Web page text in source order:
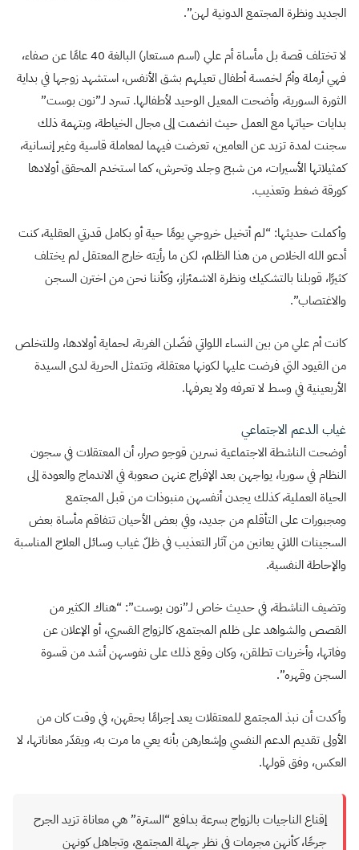
الجديد ونظرة المجتمع الدونية لهن”.
لا تختلف قصة بل مأساة أم علي (اسم مستعار) البالغة 40 عامًا عن صفاء،
فهي أرملة وأمّ لخمسة أطفال تعيلهم بشق الأنفس، استشهد زوجها في بداية
الثورة السورية، وأضحت المعيل الوحيد لأطفالها. تسرد لـ”نون بوست”
بدايات حياتها مع العمل حيث انضمت إلى مجال الخياطة، وبتهمة ذلك
سجنت لمدة تزيد عن العامين، تعرضت فيهما لمعاملة قاسية وغير إنسانية،
كمثيلاتها الأسيرات، من شبح وجلد وتحرش، كما استخدم المحقق أولادها
كورقة ضغط وتعذيب.
وأكملت حديثها: “لم أتخيل خروجي يومًا حية أو بكامل قدرتي العقلية، كنت
أدعو الله الخلاص من هذا الظلم، لكن ما رأيته خارج المعتقل لم يختلف
كثيرًا، قوبلنا بالتشكيك ونظرة الاشمئزاز، وكأننا نحن من اخترن السجن
والاغتصاب”.
كانت أم علي من بين النساء اللواتي فضّلن الغربة، لحماية أولادها، وللتخلص
من القيود التي فرضت عليها لكونها معتقلة، وتتمثل الحرية لدى السيدة
الأربعينية في وسط لا تعرفه ولا يعرفها.
غياب الدعم الاجتماعي
أوضحت الناشطة الاجتماعية نسرين قوجو صرار، أن المعتقلات في سجون
النظام في سوريا، يواجهن بعد الإفراج عنهن صعوبة في الاندماج والعودة إلى
الحياة العملية، كذلك يجدن أنفسهن منبوذات من قبل المجتمع
ومجبورات على التأقلم من جديد، وفي بعض الأحيان تتفاقم مأساة بعض
السجينات اللاتي يعانين من آثار التعذيب في ظلّ غياب وسائل العلاج المناسبة
والإحاطة النفسية.
وتضيف الناشطة، في حديث خاص لـ”نون بوست”: “هناك الكثير من
القصص والشواهد على ظلم المجتمع، كالزواج القسري، أو الإعلان عن
وفاتها، وأخريات تطلقن، وكان وقع ذلك على نفوسهن أشد من قسوة
السجن وقهره”.
وأكدت أن نبذ المجتمع للمعتقلات يعد إجرامًا بحقهن، في وقت كان من
الأولى تقديم الدعم النفسي وإشعارهن بأنه يعي ما مرت به، ويقدّر معاناتها، لا
العكس، وفق قولها.
إقناع الناجيات بالزواج بسرعة بدافع “السترة” هي معاناة تزيد الجرح
جرحًا، كأنهن مجرمات في نظر جهلة المجتمع، وتجاهل كونهن